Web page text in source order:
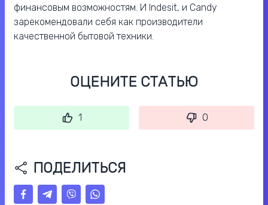
финансовым возможностям. И Indesit, и Candy
зарекомендовали себя как производители
качественной бытовой техники.
ОЦЕНИТЕ СТАТЬЮ
1 0
ПОДЕЛИТЬСЯ